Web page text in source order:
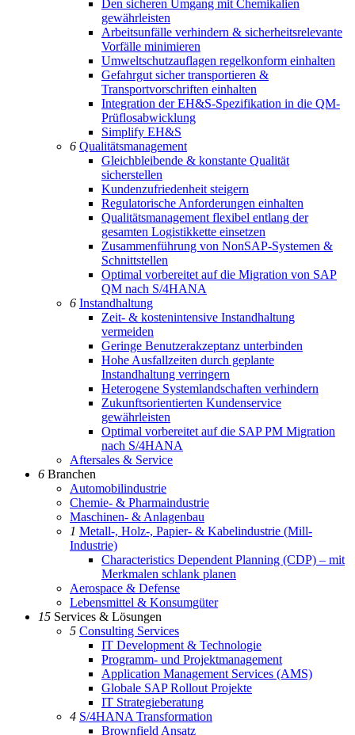
Den sicheren Umgang mit Chemikalien
gewährleisten
Arbeitsunfälle verhindern & sicherheitsrelevante
Vorfälle minimieren
Umweltschutzauflagen regelkonform einhalten
Gefahrgut sicher transportieren &
Transportvorschriften einhalten
Integration der EH&S-Spezifikation in die QM-
Prüflosabwicklung
Simplify EH&S
6 Qualitätsmanagement
Gleichbleibende & konstante Qualität
sicherstellen
Kundenzufriedenheit steigern
Regulatorische Anforderungen einhalten
Qualitätsmanagement flexibel entlang der
gesamten Logistikkette einsetzen
Zusammenführung von NonSAP-Systemen &
Schnittstellen
Optimal vorbereitet auf die Migration von SAP
QM nach S/4HANA
6 Instandhaltung
Zeit- & kostenintensive Instandhaltung
vermeiden
Geringe Benutzerakzeptanz unterbinden
Hohe Ausfallzeiten durch geplante
Instandhaltung verringern
Heterogene Systemlandschaften verhindern
Zukunftsorientierten Kundenservice
gewährleisten
Optimal vorbereitet auf die SAP PM Migration
nach S/4HANA
Aftersales & Service
6 Branchen
Automobilindustrie
Chemie- & Pharmaindustrie
Maschinen- & Anlagenbau
1 Metall-, Holz-, Papier- & Kabelindustrie (Mill-
Industrie)
Characteristics Dependent Planning (CDP) – mit
Merkmalen schlank planen
Aerospace & Defense
Lebensmittel & Konsumgüter
15 Services & Lösungen
5 Consulting Services
IT Development & Technologie
Programm- und Projektmanagement
Application Management Services (AMS)
Globale SAP Rollout Projekte
IT Strategieberatung
4 S/4HANA Transformation
Brownfield Ansatz